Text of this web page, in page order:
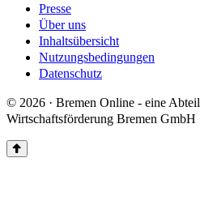
Presse
Über uns
Inhaltsübersicht
Nutzungsbedingungen
Datenschutz
© 2026 · Bremen Online - eine
Wirtschaftsförderung Bremen GmbH